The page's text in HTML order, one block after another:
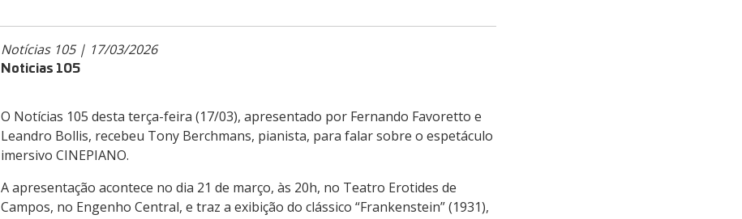
Notícias 105 | 17/03/2026
Noticias 105
O Notícias 105 desta terça-feira (17/03), apresentado por Fernando Favoretto e
Leandro Bollis, recebeu Tony Berchmans, pianista, para falar sobre o espetáculo
imersivo CINEPIANO.
A apresentação acontece no dia 21 de março, às 20h, no Teatro Erotides de
Campos, no Engenho Central, e traz a exibição do clássico “Frankenstein” (1931),